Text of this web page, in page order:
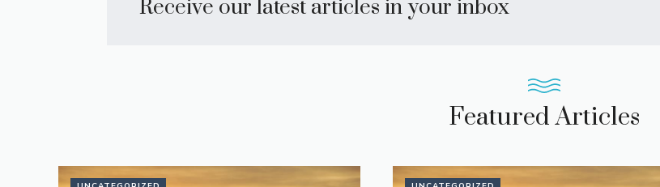
Receive our latest articles in your inbox
Featured Articles